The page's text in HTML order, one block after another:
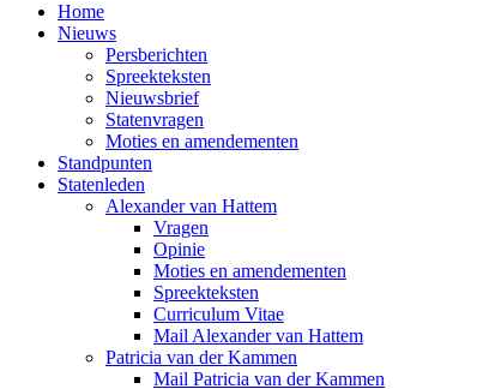
Home
Nieuws
Persberichten
Spreekteksten
Nieuwsbrief
Statenvragen
Moties en amendementen
Standpunten
Statenleden
Alexander van Hattem
Vragen
Opinie
Moties en amendementen
Spreekteksten
Curriculum Vitae
Mail Alexander van Hattem
Patricia van der Kammen
Mail Patricia van der Kammen